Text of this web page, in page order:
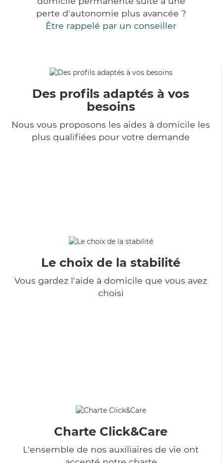
perte d'autonomie plus avancée ?
Être rappelé par un conseiller
Des profils adaptés à vos
besoins
Nous vous proposons les aides à domicile les
plus qualifiées pour votre demande
Le choix de la stabilité
Vous gardez l'aide à domicile que vous avez
choisi
Charte Click&Care
L'ensemble de nos auxiliaires de vie ont